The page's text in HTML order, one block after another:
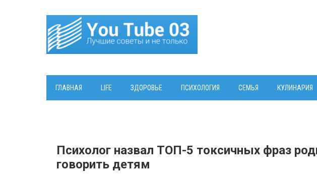
ГЛАВНАЯ LIFE ЗДОРОВЬЕ ПСИХОЛОГИЯ СЕМЬЯ КУЛИНАРИЯ
Психолог назвал ТОП-5 токсичных фраз
говорить детям